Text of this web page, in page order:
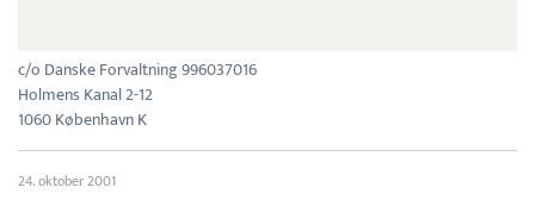
c/o Danske Forvaltning 996037016
Holmens Kanal 2-12
1060 København K
24. oktober 2001